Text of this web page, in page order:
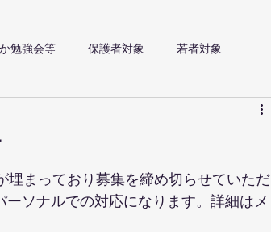
勉強会等 保護者対象 若者対象
埋まっており募集を締め切らせていただ
ソナルでの対応になります。詳細はメ